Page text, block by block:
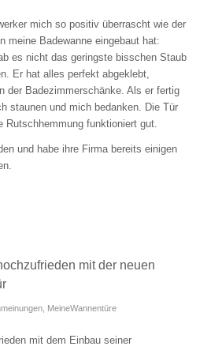
mich so positiv überrascht wie der
meine Badewanne eingebaut hat:
es nicht das geringste bisschen Staub
Er hat alles perfekt abgeklebt,
der Badezimmerschänke. Als er fertig
staunen und mich bedanken. Die Tür
funktioniert gut.
und habe ihre Firma bereits einigen
mit der neuen
, MeineWannentüre
mit dem Einbau seiner